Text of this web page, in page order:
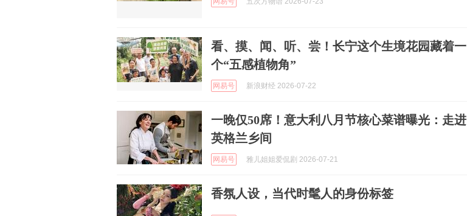
看、摸、闻、听、尝！长宁这个生境花园藏着一
个“五感植物角”
网易号 新浪财经 2026-07-22
一晚仅50席！意大利八月节核心菜谱曝光：走进
英格兰乡间
网易号 雅儿姐姐爱侃剧 2026-07-21
香氛人设，当代时髦人的身份标签